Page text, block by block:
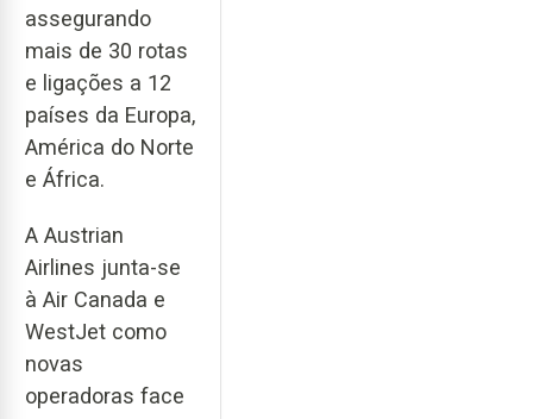
assegurando
mais de 30 rotas
e ligações a 12
países da Europa,
América do Norte
e África.
A Austrian
Airlines junta-se
à Air Canada e
WestJet como
novas
operadoras face